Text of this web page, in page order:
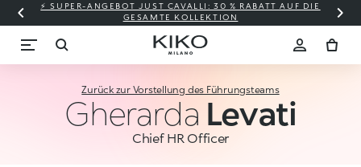
⚡ SUPER-ANGEBOT JUST CAVALLI: 30 % RABATT AUF DIE
GESAMTE KOLLEKTION
Zurück zur Vorstellung des Führungsteams
Gherarda Levati
Chief HR Officer